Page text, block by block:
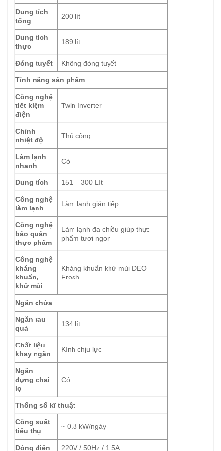
Dung tích
tổng
200 lít
Dung tích
thực
189 lít
Đóng tuyết Không đóng tuyết
Tính năng sản phẩm
Công nghệ
tiết kiệm
điện
Twin Inverter
Chỉnh
nhiệt độ
Thủ công
Làm lạnh
nhanh
Có
Dung tích 151 – 300 Lít
Công nghệ
làm lạnh
Làm lạnh gián tiếp
Công nghệ
bảo quản
thực phẩm
Làm lạnh đa chiều giúp thực
phẩm tươi ngon
Công nghệ
kháng
khuẩn,
khử mùi
Kháng khuẩn khử mùi DEO
Fresh
Ngăn chứa
Ngăn rau
quả
134 lít
Chất liệu
khay ngăn
Kính chịu lực
Ngăn
đựng chai
lọ
Có
Thống số kĩ thuật
Công suất
tiêu thụ
~ 0.8 kW/ngày
Dòng điện 220V / 50Hz / 1.5A